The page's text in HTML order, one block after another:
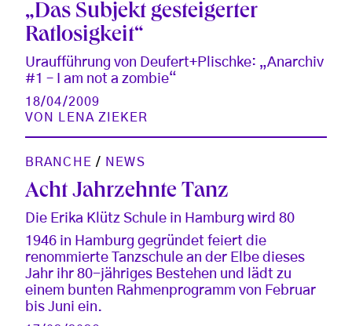
„Das Subjekt gesteigerter
Ratlosigkeit“
Uraufführung von Deufert+Plischke: „Anarchiv
#1 – I am not a zombie“
18/04/2009
VON
LENA ZIEKER
BRANCHE / NEWS
Acht Jahrzehnte Tanz
Die Erika Klütz Schule in Hamburg wird 80
1946 in Hamburg gegründet feiert die
renommierte Tanzschule an der Elbe dieses
Jahr ihr 80-jähriges Bestehen und lädt zu
einem bunten Rahmenprogramm von Februar
bis Juni ein.